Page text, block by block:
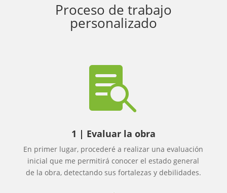
Proceso de trabajo
personalizado

1 | Evaluar la obra
En primer lugar, procederé a realizar una evaluación
inicial que me permitirá conocer el estado general
de la obra, detectando sus fortalezas y debilidades.